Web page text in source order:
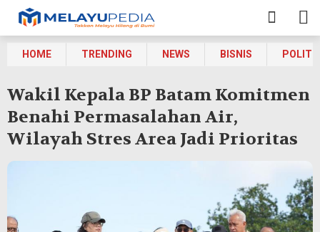
HOME TRENDING NEWS BISNIS
Wakil Kepala BP Batam Komitmen
Benahi Permasalahan Air,
Wilayah Stres Area Jadi Prioritas